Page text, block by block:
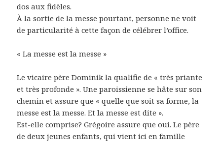
dos aux fidèles.
À la sortie de la messe pourtant, personne ne voit
de particularité à cette façon de célébrer l’office.
« La messe est la messe »
Le vicaire père Dominik la qualifie de « très priante
et très profonde ». Une paroissienne se hâte sur son
chemin et assure que « quelle que soit sa forme, la
messe est la messe. Et la messe est dite ».
Est-elle comprise? Grégoire assure que oui. Le père
de deux jeunes enfants, qui vient ici en famille